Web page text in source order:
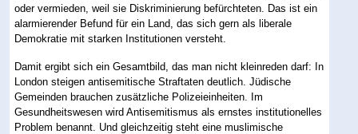
oder vermieden, weil sie Diskriminierung befürchteten. Das ist ein
alarmierender Befund für ein Land, das sich gern als liberale
Demokratie mit starken Institutionen versteht.
Damit ergibt sich ein Gesamtbild, das man nicht kleinreden darf: In
London steigen antisemitische Straftaten deutlich. Jüdische
Gemeinden brauchen zusätzliche Polizeieinheiten. Im
Gesundheitswesen wird Antisemitismus als ernstes institutionelles
Problem benannt. Und gleichzeitig steht eine muslimische